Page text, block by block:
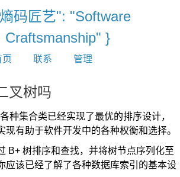
码匠艺": "Software
Craftsmanship" }
页 联系 管理
叉树吗
种集合类已经实现了最优的排序设计，
现有助于软件开发中的各种权衡和选择。
B+ 树排序和查找，并将树节点序列化至
应该已经了解了各种数据库索引的基本设